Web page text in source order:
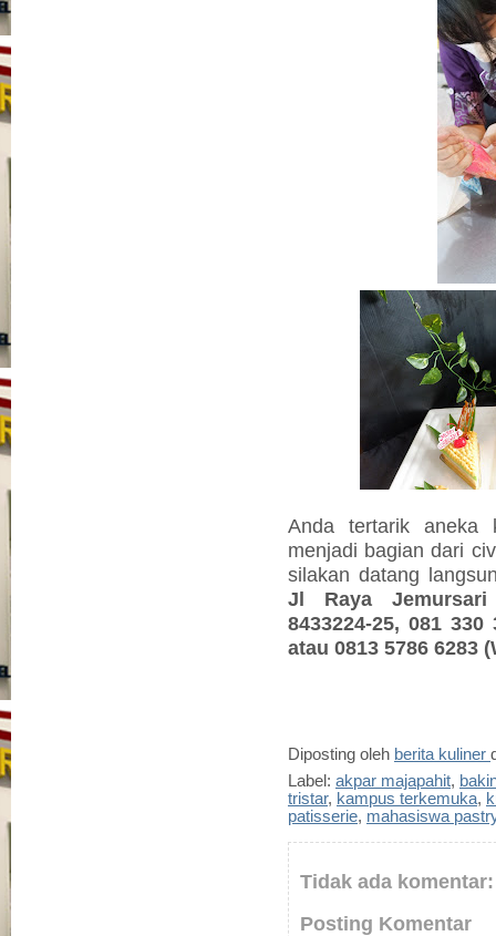
Anda tertarik aneka
menjadi bagian dari
silakan datang
Jl Raya
8433224-25, 081 330
atau 0813 5786 6283
Diposting oleh berita kuliner
Label: akpar majapahit,
tristar, kampus terkemuka,
patisserie, mahasiswa
Tidak ada komentar:
Posting Komentar